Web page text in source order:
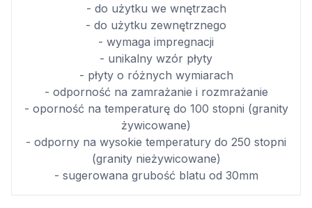
- do użytku we wnętrzach
- do użytku zewnętrznego
- wymaga impregnacji
- unikalny wzór płyty
- płyty o różnych wymiarach
- odporność na zamrażanie i rozmrażanie
- oporność na temperaturę do 100 stopni (granity
żywicowane)
- odporny na wysokie temperatury do 250 stopni
(granity nieżywicowane)
- sugerowana grubość blatu od 30mm